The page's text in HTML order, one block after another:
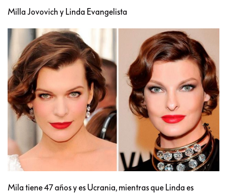
Milla Jovovich y Linda Evangelista
Mila tiene 47 años y es Ucrania, mientras que Linda es